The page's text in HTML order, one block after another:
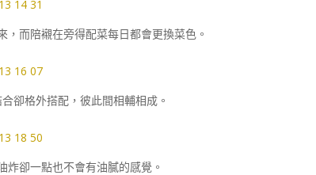
而陪襯在旁得配菜每日都會更換菜色。
卻格外搭配，彼此間相輔相成。
卻一點也不會有油膩的感覺。